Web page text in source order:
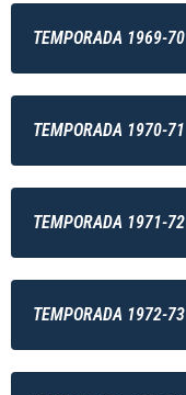
TEMPORADA 1969-70
TEMPORADA 1970-71
TEMPORADA 1971-72
TEMPORADA 1972-73